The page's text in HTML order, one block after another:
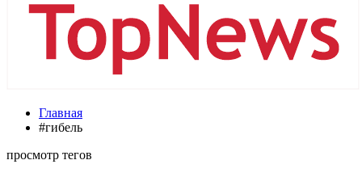
Главная
#гибель
просмотр тегов